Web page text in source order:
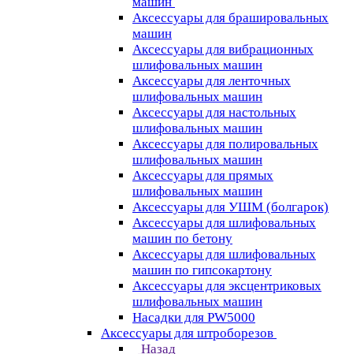
Аксессуары для брашировальных
машин
Аксессуары для вибрационных
шлифовальных машин
Аксессуары для ленточных
шлифовальных машин
Аксессуары для настольных
шлифовальных машин
Аксессуары для полировальных
шлифовальных машин
Аксессуары для прямых
шлифовальных машин
Аксессуары для УШМ (болгарок)
Аксессуары для шлифовальных
машин по бетону
Аксессуары для шлифовальных
машин по гипсокартону
Аксессуары для эксцентриковых
шлифовальных машин
Насадки для PW5000
Аксессуары для штроборезов
Назад